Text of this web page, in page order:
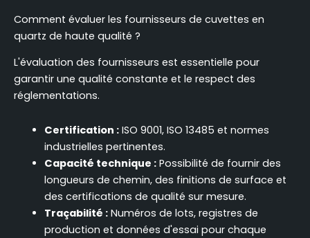
Comment évaluer les fournisseurs de cuvettes en
quartz de haute qualité ?
L'évaluation des fournisseurs est essentielle pour
garantir une qualité constante et le respect des
réglementations.
Certification :ISO 9001, ISO 13485 et normes
industrielles pertinentes.
Capacité technique :Possibilité de fournir des
longueurs de chemin, des finitions de surface et
des certifications de qualité sur mesure.
Traçabilité :Numéros de lots, registres de
production et données d'essai pour chaque